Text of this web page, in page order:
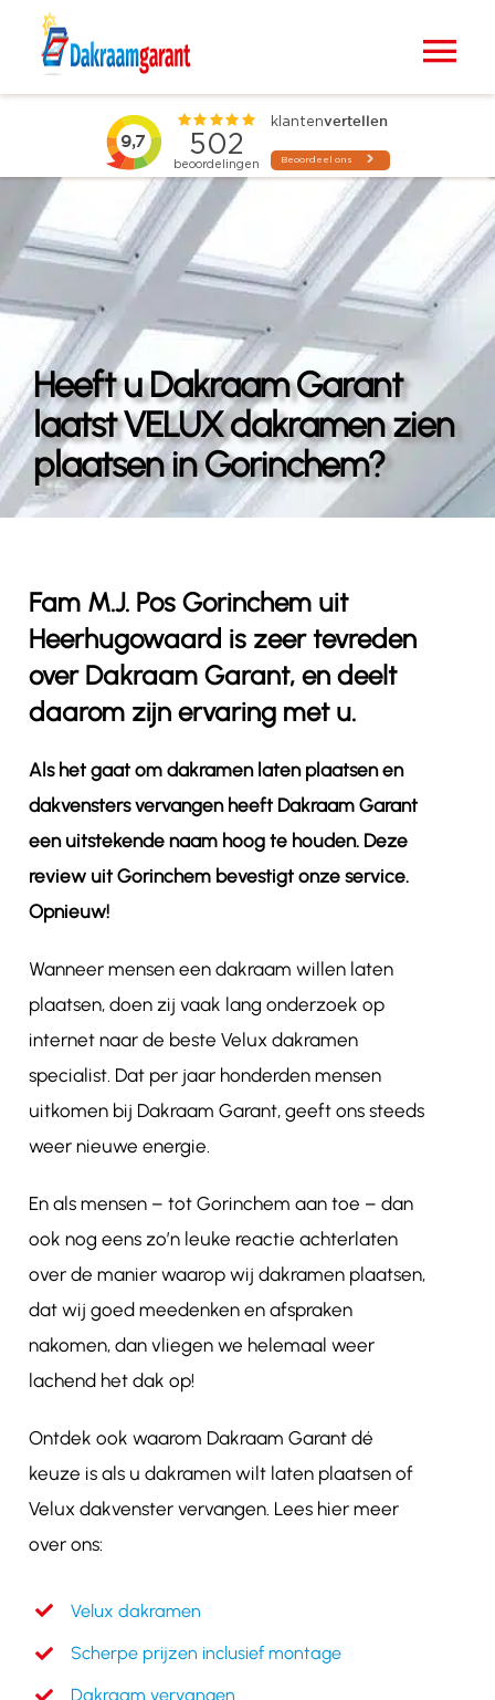
VELUX dakramen
Raamdecoratie
Zonwering
Projecten
Blogs
Heeft u Dakraam Garant
laatst VELUX dakramen zien
plaatsen in Gorinchem?
Fam M.J. Pos Gorinchem uit
Heerhugowaard is zeer tevreden
over Dakraam Garant, en deelt
daarom zijn ervaring met u.
Als het gaat om dakramen laten plaatsen en
dakvensters vervangen heeft Dakraam Garant
een uitstekende naam hoog te houden. Deze
review uit Gorinchem bevestigt onze service.
Opnieuw!
Wanneer mensen een dakraam willen laten
plaatsen, doen zij vaak lang onderzoek op
internet naar de beste Velux dakramen
specialist. Dat per jaar honderden mensen
uitkomen bij Dakraam Garant, geeft ons steeds
weer nieuwe energie.
En als mensen – tot Gorinchem aan toe – dan
ook nog eens zo’n leuke reactie achterlaten
over de manier waarop wij dakramen plaatsen,
dat wij goed meedenken en afspraken
nakomen, dan vliegen we helemaal weer
lachend het dak op!
Ontdek ook waarom Dakraam Garant dé
keuze is als u dakramen wilt laten plaatsen of
Velux dakvenster vervangen. Lees hier meer
over ons:
Velux dakramen
Scherpe prijzen inclusief montage
Dakraam vervangen